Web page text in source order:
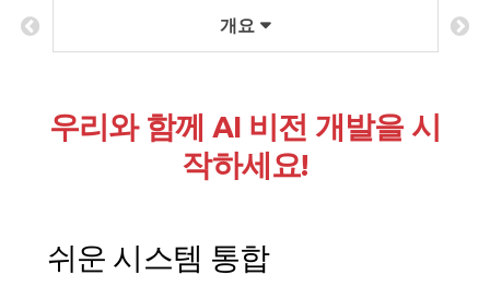
개요
우리와 함께 AI 비전 개발을 시
작하세요!
쉬운 시스템 통합